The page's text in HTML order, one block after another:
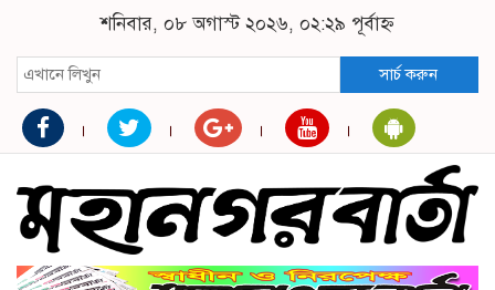
শনিবার, ০৮ অগাস্ট ২০২৬, ০২:২৯ পূর্বাহ্ন
সার্চ করুন